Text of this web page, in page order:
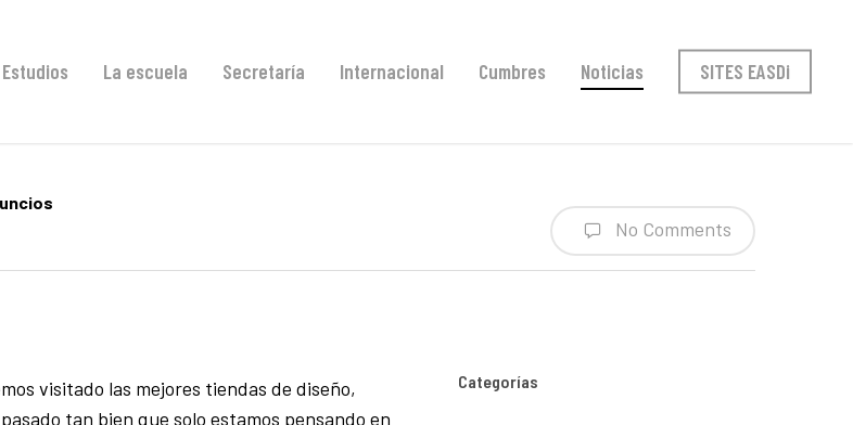
Estudios La escuela Secretaría Internacional Cumbres Noticias SITES EASDi
No Comments
visitado las mejores tiendas de diseño,
tan bien que solo estamos pensando en
Categorías